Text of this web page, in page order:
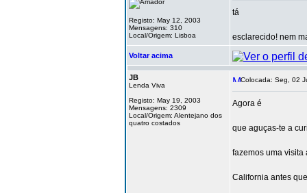
Registo: May 12, 2003
Mensagens: 310
Local/Origem: Lisboa
tá
esclarecido! nem
Voltar acima
JB
Lenda Viva
Registo: May 19, 2003
Mensagens: 2309
Local/Origem: Alentejano dos
quatro costados
Colocada: Seg, 02
Agora é
que aguças-te a
fazemos uma visita
California antes